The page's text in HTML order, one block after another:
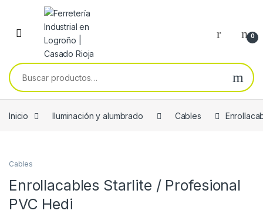
Skip to navigation
Skip to content
0
Buscar por:
Inicio Iluminación y alumbrado Cables
Cables
Enrollacables Starlite / Profesional
PVC Hedi